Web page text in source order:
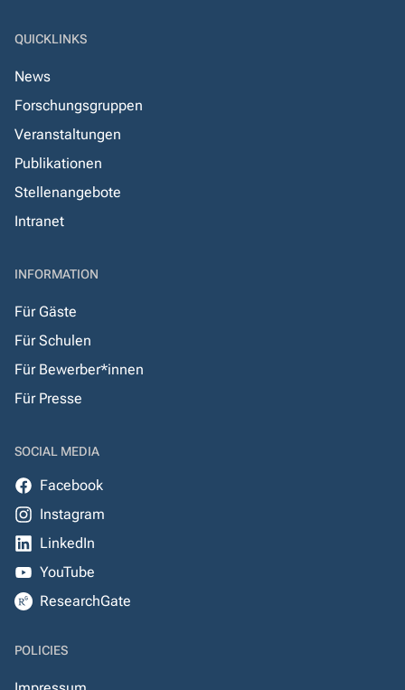
QUICKLINKS
News
Forschungsgruppen
Veranstaltungen
Publikationen
Stellenangebote
Intranet
INFORMATION
Für Gäste
Für Schulen
Für Bewerber*innen
Für Presse
SOCIAL MEDIA
Facebook
Instagram
LinkedIn
YouTube
ResearchGate
POLICIES